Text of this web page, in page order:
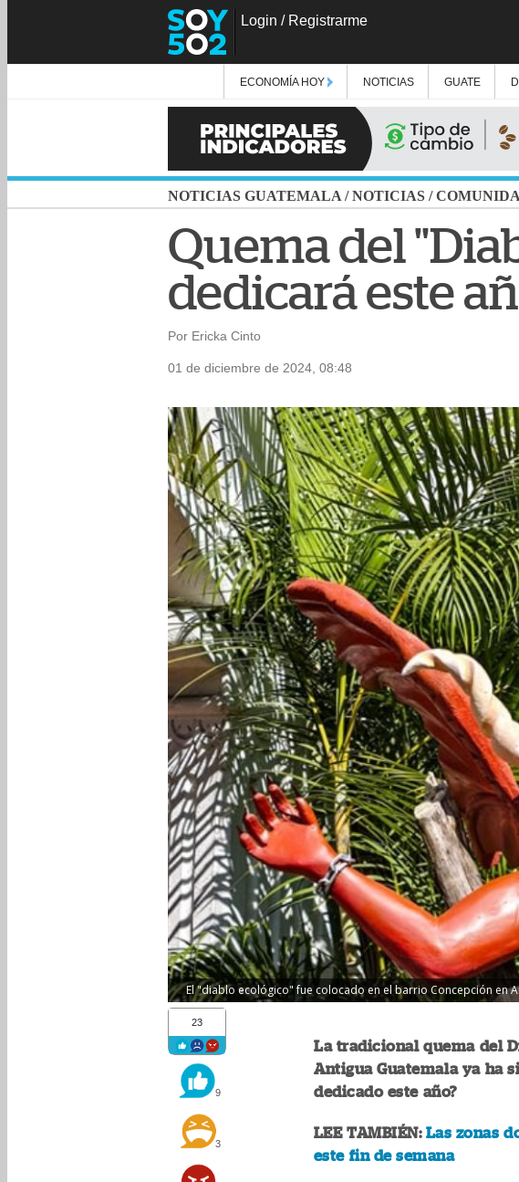
Login / Registrarme
ECONOMÍA HOY NOTICIAS GUATE
NOTICIAS GUATEMALA /NOTICIAS /
Quema del
dedicará este
Por Ericka Cinto
01 de diciembre de 2024, 08:48
El "diablo ecológico" fue colocado en el barrio Concepción en
23
9
3
La tradicional quema del
Antigua Guatemala ya ha
dedicado este año?
LEE TAMBIÉN: Las zonas
este fin de semana